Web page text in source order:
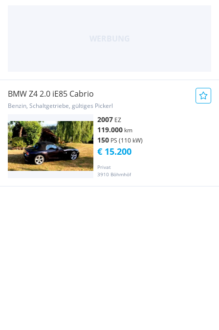
BMW Z4 2.0 iE85 Cabrio
Benzin, Schaltgetriebe, gültiges Pickerl
2007 EZ
119.000 km
150 PS (110 kW)
Privat
3910 Böhmhöf
€ 15.200